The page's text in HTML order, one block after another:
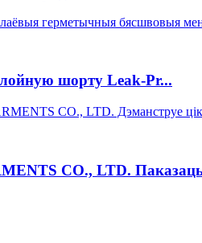
шорту Leak-Pr...
CO., LTD.